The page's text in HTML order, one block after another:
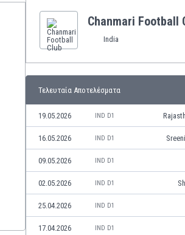
Chanmari Football
India
Τελευταία Αποτελέσματα
19.05.2026 IND D1
16.05.2026 IND D1
09.05.2026 IND D1
02.05.2026 IND D1
25.04.2026 IND D1
17.04.2026 IND D1